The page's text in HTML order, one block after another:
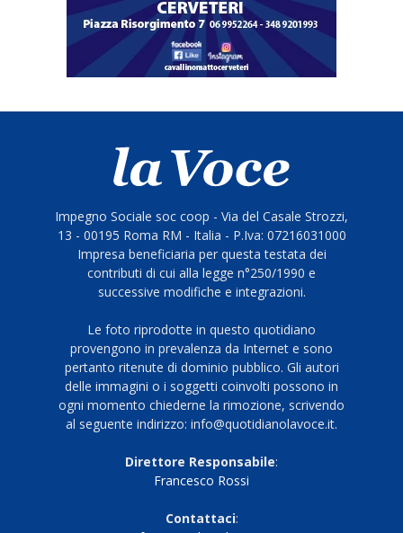
Impegno Sociale soc coop - Via del Casale Strozzi,
13 - 00195 Roma RM - Italia - P.Iva: 07216031000
Impresa beneficiaria per questa testata dei
contributi di cui alla legge n°250/1990 e
successive modifiche e integrazioni.
Le foto riprodotte in questo quotidiano
provengono in prevalenza da Internet e sono
pertanto ritenute di dominio pubblico. Gli autori
delle immagini o i soggetti coinvolti possono in
ogni momento chiederne la rimozione, scrivendo
al seguente indirizzo: info@quotidianolavoce.it.
Direttore Responsabile:
Francesco Rossi
Contattaci: